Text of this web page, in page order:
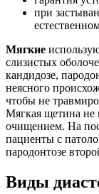
при
Мягкие
слизистых
кандидозе,
неясного
чтобы не
Мягкая щетина не
очищением. На
пациенты с
пародонтозе
Виды